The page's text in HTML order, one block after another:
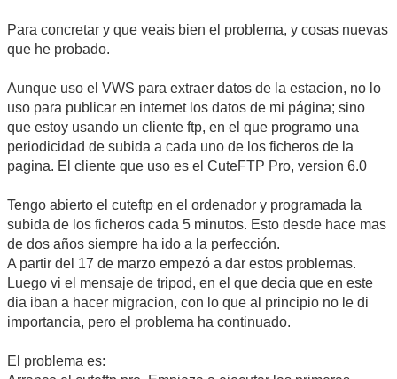
Para concretar y que veais bien el problema, y cosas nuevas
que he probado.
Aunque uso el VWS para extraer datos de la estacion, no lo
uso para publicar en internet los datos de mi página; sino
que estoy usando un cliente ftp, en el que programo una
periodicidad de subida a cada uno de los ficheros de la
pagina. El cliente que uso es el CuteFTP Pro, version 6.0
Tengo abierto el cuteftp en el ordenador y programada la
subida de los ficheros cada 5 minutos. Esto desde hace mas
de dos años siempre ha ido a la perfección.
A partir del 17 de marzo empezó a dar estos problemas.
Luego vi el mensaje de tripod, en el que decia que en este
dia iban a hacer migracion, con lo que al principio no le di
importancia, pero el problema ha continuado.
El problema es: